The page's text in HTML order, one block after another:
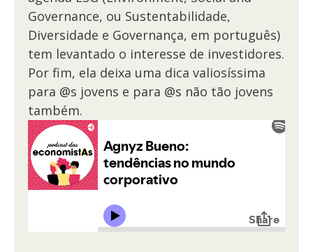
Governance, ou Sustentabilidade,
Diversidade e Governança, em português)
tem levantado o interesse de investidores.
Por fim, ela deixa uma dica valiosíssima
para @s jovens e para @s não tão jovens
também.